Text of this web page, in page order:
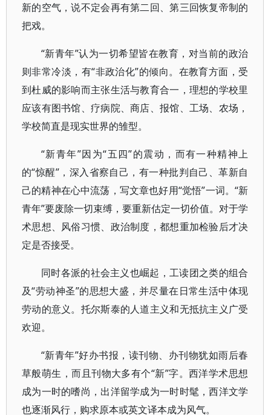
新的空气，说不定会再有第二回、第三回恢复帝制的
把戏。
“新青年”认为一切希望皆在教育，对当前的政治
则非常冷淡，有“非政治化”的倾向。在教育方面，受
到杜威的影响而主张生活与教育合一，理想的学校里
应该有图书馆、疗病院、商店、报馆、工场、农场，
学校简直是现实世界的雏型。
“新青年”因为“五四”的震动，而有一种精神上
的“惊醒”，深入省察自己，有一种批判自己、革新自
己的精神在心中流荡，写文章也好用“觉悟”一词。“新
青年”要废除一切束缚，要重新估定一切价值。对于学
术思想、风俗习惯、政治制度，都想重加检验后才决
定是否接受。
同时各派的社会主义也崛起，工读团之类的组合
及“劳动神圣”的思想大盛，并尽量在日常生活中体现
劳动的意义。托尔斯泰的人道主义和无抵抗主义广受
欢迎。
“新青年”好办书报，读刊物、办刊物犹如雨后春
草般萌生，而且刊物大多有个“新”字。西洋学术思想
成为一时的嗜尚，出洋留学成为一时时髦，西洋文学
也逐渐风行，购求原本或英文译本成为风气。